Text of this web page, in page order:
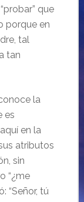
que
porque en
tal
tan
la
es
en la
atributos
sin
“¿me
“Señor, tú